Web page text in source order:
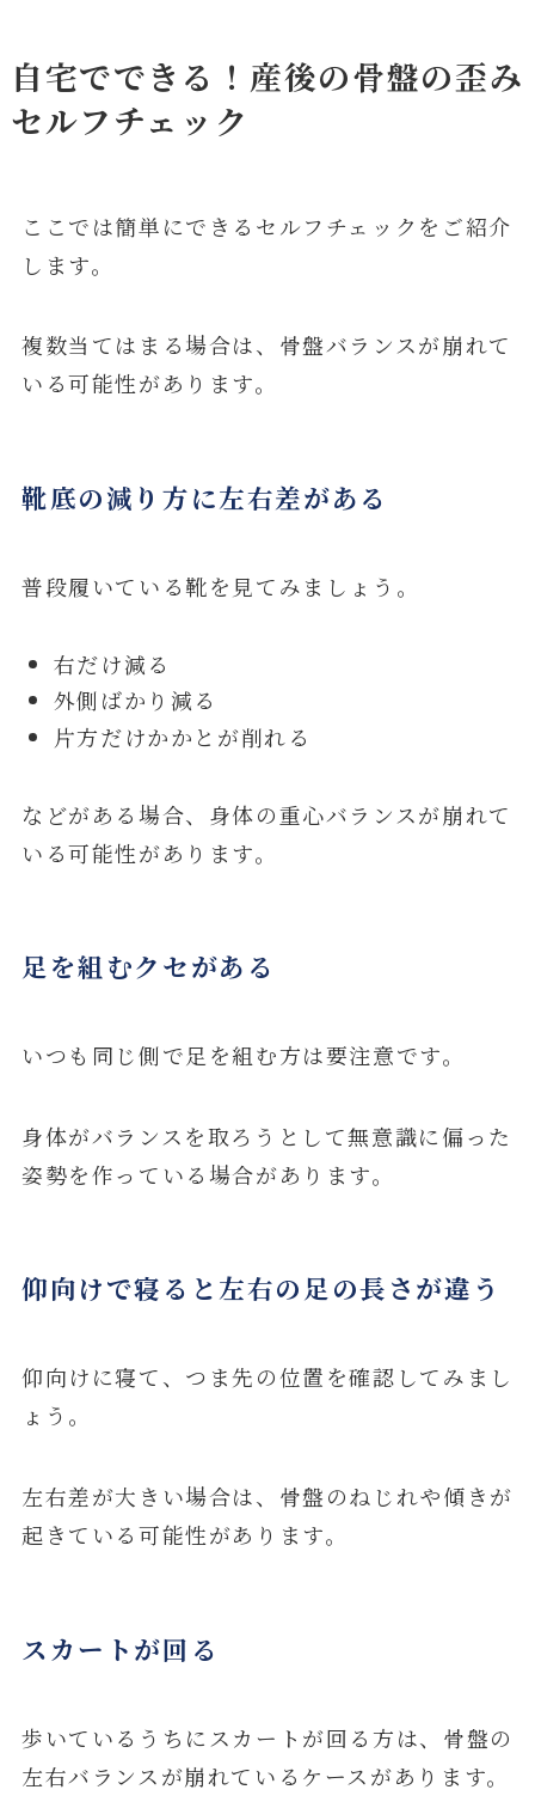
自宅でできる！産後の骨盤の歪み
セルフチェック
ここでは簡単にできるセルフチェックをご紹介
します。
複数当てはまる場合は、骨盤バランスが崩れて
いる可能性があります。
靴底の減り方に左右差がある
普段履いている靴を見てみましょう。
右だけ減る
外側ばかり減る
片方だけかかとが削れる
などがある場合、身体の重心バランスが崩れて
いる可能性があります。
足を組むクセがある
いつも同じ側で足を組む方は要注意です。
身体がバランスを取ろうとして無意識に偏った
姿勢を作っている場合があります。
仰向けで寝ると左右の足の長さが違う
仰向けに寝て、つま先の位置を確認してみまし
ょう。
左右差が大きい場合は、骨盤のねじれや傾きが
起きている可能性があります。
スカートが回る
歩いているうちにスカートが回る方は、骨盤の
左右バランスが崩れているケースがあります。